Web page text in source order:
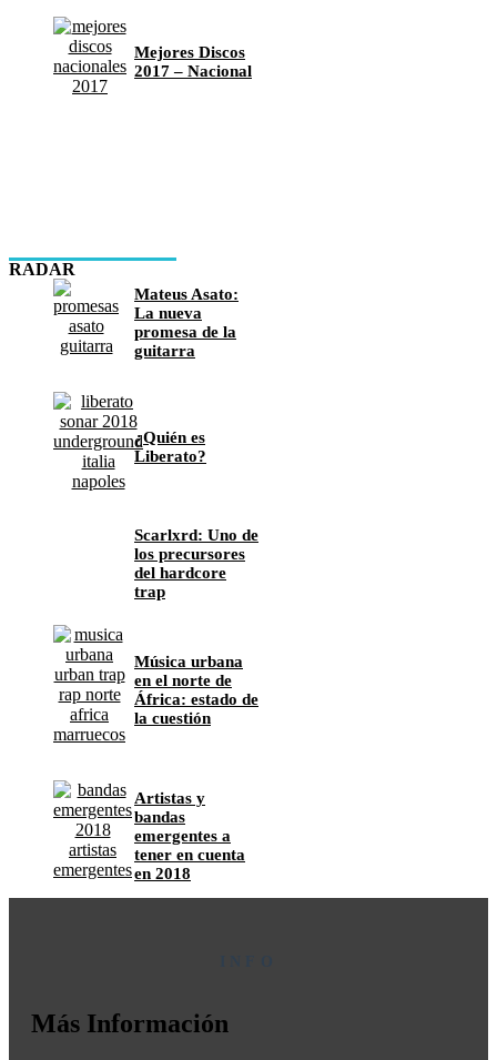
Mejores Discos
2017 – Nacional
RADAR
Mateus Asato:
La nueva
promesa de la
guitarra
¿Quién es
Liberato?
Scarlxrd: Uno de
los precursores
del hardcore
trap
Música urbana
en el norte de
África: estado de
la cuestión
Artistas y
bandas
emergentes a
tener en cuenta
en 2018
Más Información